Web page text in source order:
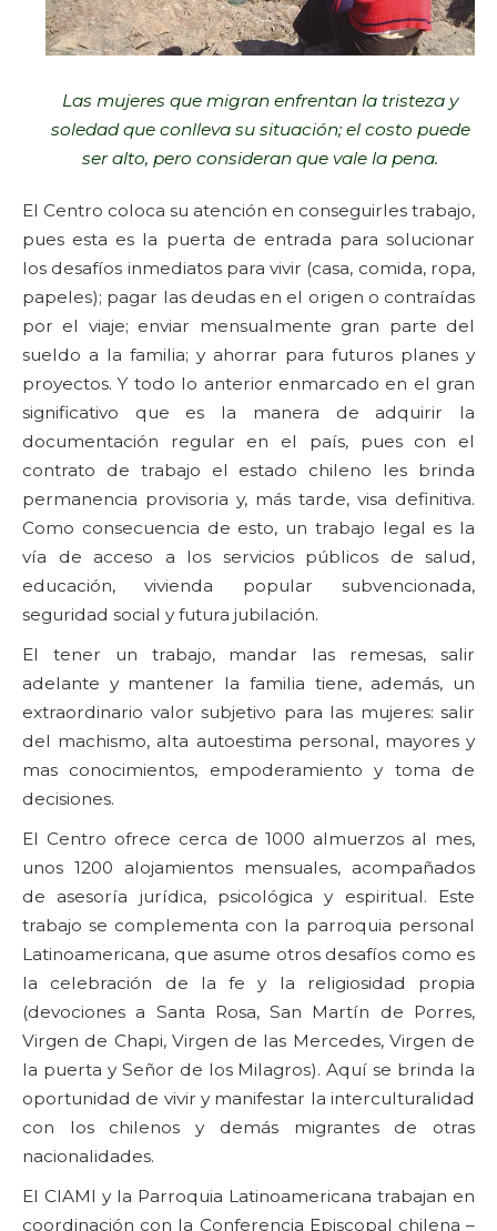
Las mujeres que migran enfrentan la tristeza y
soledad que conlleva su situación; el costo puede
ser alto, pero consideran que vale la pena.
El Centro coloca su atención en conseguirles trabajo,
pues esta es la puerta de entrada para solucionar
los desafíos inmediatos para vivir (casa, comida, ropa,
papeles); pagar las deudas en el origen o contraídas
por el viaje; enviar mensualmente gran parte del
sueldo a la familia; y ahorrar para futuros planes y
proyectos. Y todo lo anterior enmarcado en el gran
significativo que es la manera de adquirir la
documentación regular en el país, pues con el
contrato de trabajo el estado chileno les brinda
permanencia provisoria y, más tarde, visa definitiva.
Como consecuencia de esto, un trabajo legal es la
vía de acceso a los servicios públicos de salud,
educación, vivienda popular subvencionada,
seguridad social y futura jubilación.
El tener un trabajo, mandar las remesas, salir
adelante y mantener la familia tiene, además, un
extraordinario valor subjetivo para las mujeres: salir
del machismo, alta autoestima personal, mayores y
mas conocimientos, empoderamiento y toma de
decisiones.
El Centro ofrece cerca de 1000 almuerzos al mes,
unos 1200 alojamientos mensuales, acompañados
de asesoría jurídica, psicológica y espiritual. Este
trabajo se complementa con la parroquia personal
Latinoamericana, que asume otros desafíos como es
la celebración de la fe y la religiosidad propia
(devociones a Santa Rosa, San Martín de Porres,
Virgen de Chapi, Virgen de las Mercedes, Virgen de
la puerta y Señor de los Milagros). Aquí se brinda la
oportunidad de vivir y manifestar la interculturalidad
con los chilenos y demás migrantes de otras
nacionalidades.
El CIAMI y la Parroquia Latinoamericana trabajan en
coordinación con la Conferencia Episcopal chilena –